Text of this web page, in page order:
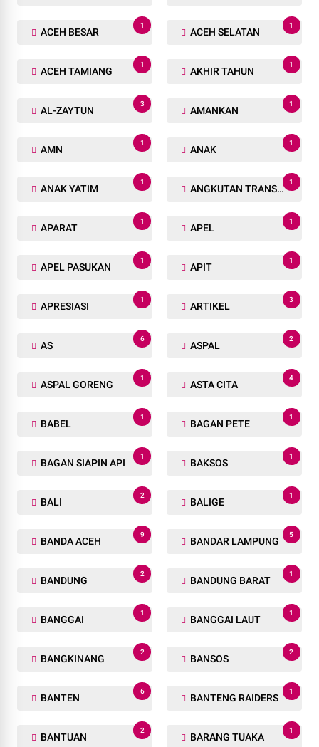
ACEH BESAR
1
ACEH SELATAN
1
ACEH TAMIANG
1
AKHIR TAHUN
1
AL-ZAYTUN
3
AMANKAN
1
AMN
1
ANAK
1
ANAK YATIM
1
ANGKUTAN TRANSPORTASI
1
APARAT
1
APEL
1
APEL PASUKAN
1
APIT
1
APRESIASI
1
ARTIKEL
3
AS
6
ASPAL
2
ASPAL GORENG
1
ASTA CITA
4
BABEL
1
BAGAN PETE
1
BAGAN SIAPIN API
1
BAKSOS
1
BALI
2
BALIGE
1
BANDA ACEH
9
BANDAR LAMPUNG
5
BANDUNG
2
BANDUNG BARAT
1
BANGGAI
1
BANGGAI LAUT
1
BANGKINANG
2
BANSOS
2
BANTEN
6
BANTENG RAIDERS
1
BANTUAN
2
BARANG TUAKA
1